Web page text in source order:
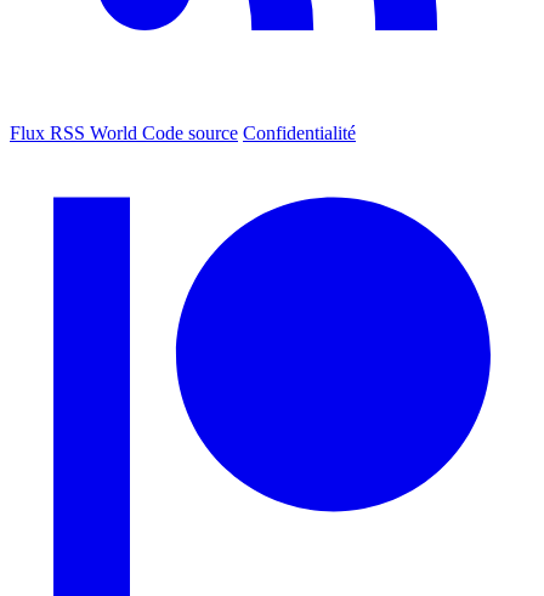
Flux RSS World Code source Confidentialité